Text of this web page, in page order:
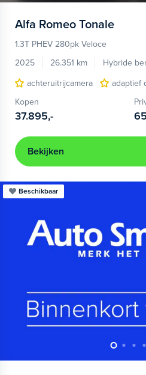
Alfa Romeo Tonale
1.3T PHEV 280pk Veloce
2025
26.351 km Hybride
achteruitrijcamera
adaptief
Kopen
37.895,-
Bekijken
Beschikbaar